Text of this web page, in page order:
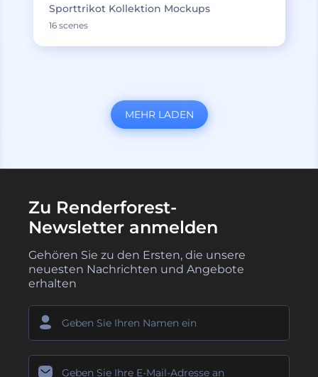
Sporttrikot Kollektion Mockups
16 scenes
MEHR LADEN
Zu Renderforest-
Newsletter anmelden
Gehören Sie zu den Ersten, die unsere
neuesten Nachrichten und Angebote
erhalten